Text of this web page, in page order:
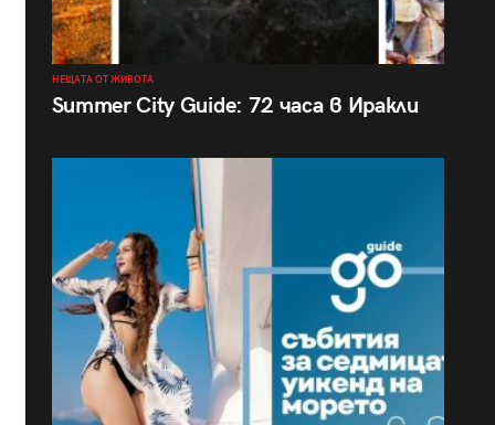
НЕЩАТА ОТ ЖИВОТА
Summer City Guide: 72 часа в Иракли